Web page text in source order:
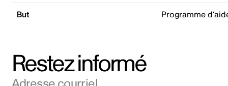
But Programme
Restez informé